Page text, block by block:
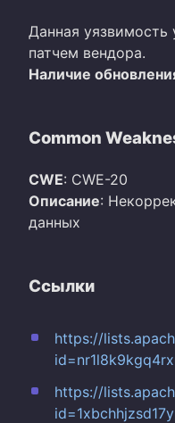
Данная уязвимость
патчем вендора.
Наличие
Common
CWE: CWE-20
Описание:
данных
Ссылки
https://
https://